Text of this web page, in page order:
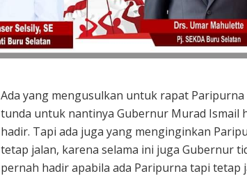
Ada yang mengusulkan untuk rapat Paripurna
tunda untuk nantinya Gubernur Murad Ismail
hadir. Tapi ada juga yang menginginkan
tetap jalan, karena selama ini juga Gubernur
pernah hadir apabila ada Paripurna tapi tetap